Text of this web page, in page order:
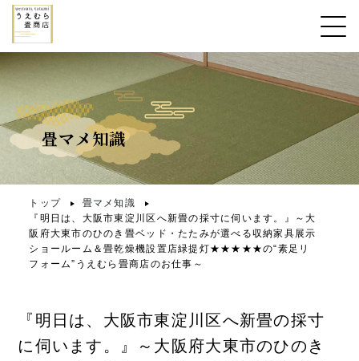
畳マメ知識
トップ
畳マメ知識
『明日は、大阪市東淀川区へ新畳の採寸に伺います。』～大
阪府大東市のひのき畳ベッド・たたみが選べる収納家具展示
ショールーム＆畳乾燥機設置店緑提灯★★★★★の“素足リ
フォーム”うえむら畳商店のお仕事～
『明日は、大阪市東淀川区へ新畳の採寸
に伺います。』～大阪府大東市のひのき